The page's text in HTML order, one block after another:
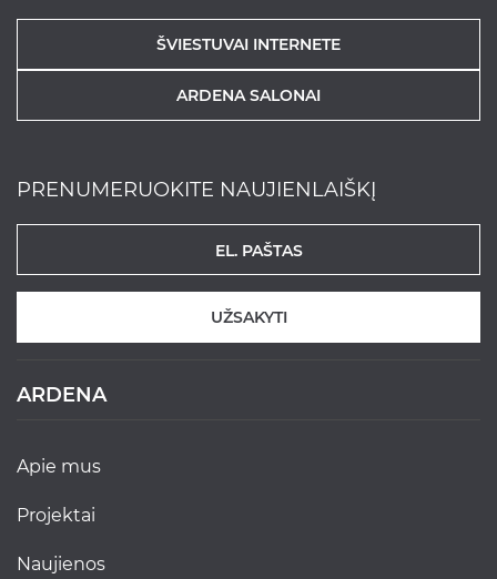
ŠVIESTUVAI INTERNETE
ARDENA SALONAI
PRENUMERUOKITE NAUJIENLAIŠKĮ
UŽSAKYTI
ARDENA
apie mus
projektai
naujienos